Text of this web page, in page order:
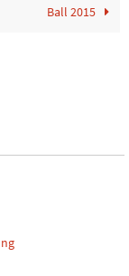
Ball 2015